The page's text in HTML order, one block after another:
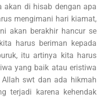
di hisab dengan apa
mengimani hari kiamat,
akan berakhir hancur se
harus beriman kepada
itu artinya kita harus
yang baik atau eristiwa
swt dan ada hikmah
terjadi karena kehendak